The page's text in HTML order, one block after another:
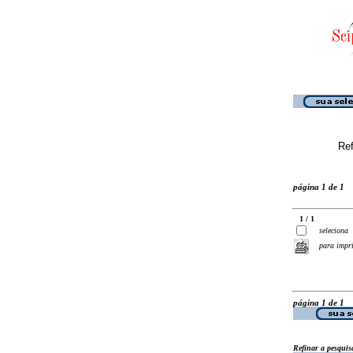
página 1 de 1
1 / 1
seleciona
para
página 1 de 1
Refinar a